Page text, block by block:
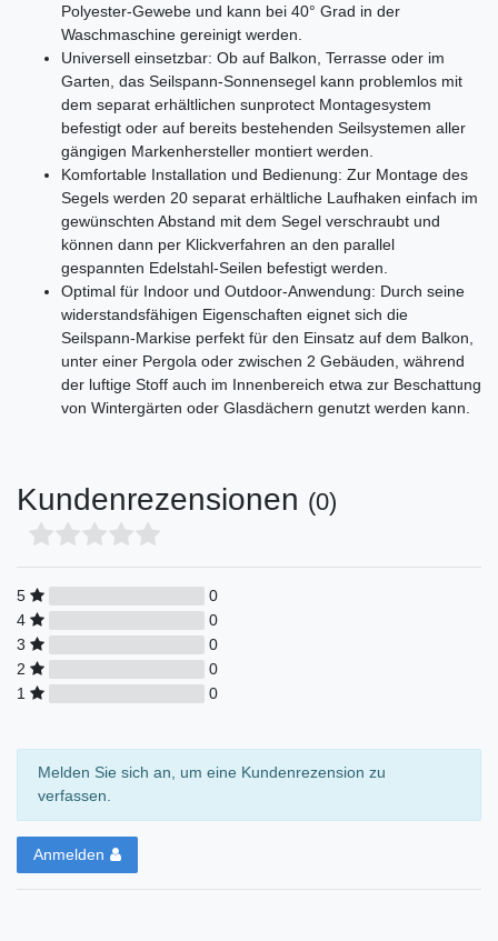
Polyester-Gewebe und kann bei 40° Grad in der
Waschmaschine gereinigt werden.
Universell einsetzbar: Ob auf Balkon, Terrasse oder im
Garten, das Seilspann-Sonnensegel kann problemlos mit
dem separat erhältlichen sunprotect Montagesystem
befestigt oder auf bereits bestehenden Seilsystemen aller
gängigen Markenhersteller montiert werden.
Komfortable Installation und Bedienung: Zur Montage des
Segels werden 20 separat erhältliche Laufhaken einfach im
gewünschten Abstand mit dem Segel verschraubt und
können dann per Klickverfahren an den parallel
gespannten Edelstahl-Seilen befestigt werden.
Optimal für Indoor und Outdoor-Anwendung: Durch seine
widerstandsfähigen Eigenschaften eignet sich die
Seilspann-Markise perfekt für den Einsatz auf dem Balkon,
unter einer Pergola oder zwischen 2 Gebäuden, während
der luftige Stoff auch im Innenbereich etwa zur Beschattung
von Wintergärten oder Glasdächern genutzt werden kann.
Kundenrezensionen (0)
5
0
4
0
3
0
2
0
1
0
Melden Sie sich an, um eine Kundenrezension zu
verfassen.
Anmelden